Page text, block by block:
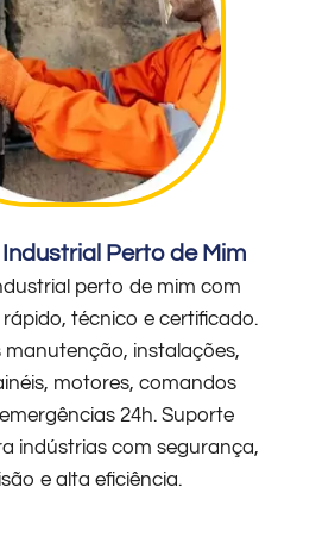
Perto de Mim
perto de mim com
técnico e certificado.
manutenção, instalações,
motores, comandos
24h. Suporte
indústrias com segurança,
e alta eficiência.